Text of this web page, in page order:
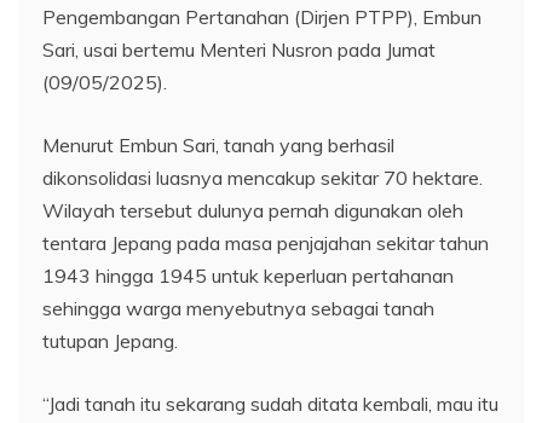
Pengembangan Pertanahan (Dirjen PTPP), Embun
Sari, usai bertemu Menteri Nusron pada Jumat
(09/05/2025).
Menurut Embun Sari, tanah yang berhasil
dikonsolidasi luasnya mencakup sekitar 70 hektare.
Wilayah tersebut dulunya pernah digunakan oleh
tentara Jepang pada masa penjajahan sekitar tahun
1943 hingga 1945 untuk keperluan pertahanan
sehingga warga menyebutnya sebagai tanah
tutupan Jepang.
“Jadi tanah itu sekarang sudah ditata kembali, mau itu